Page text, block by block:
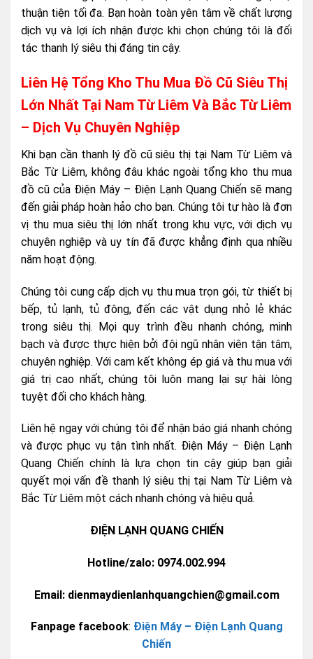
thuận tiện tối đa. Bạn hoàn toàn yên tâm về chất lượng
dịch vụ và lợi ích nhận được khi chọn chúng tôi là đối
tác thanh lý siêu thị đáng tin cậy.
Liên Hệ Tổng Kho Thu Mua Đồ Cũ Siêu Thị
Lớn Nhất Tại Nam Từ Liêm Và Bắc Từ Liêm
– Dịch Vụ Chuyên Nghiệp
Khi bạn cần thanh lý đồ cũ siêu thị tại Nam Từ Liêm và
Bắc Từ Liêm, không đâu khác ngoài tổng kho thu mua
đồ cũ của Điện Máy – Điện Lạnh Quang Chiến sẽ mang
đến giải pháp hoàn hảo cho bạn. Chúng tôi tự hào là đơn
vị thu mua siêu thị lớn nhất trong khu vực, với dịch vụ
chuyên nghiệp và uy tín đã được khẳng định qua nhiều
năm hoạt động.
Chúng tôi cung cấp dịch vụ thu mua trọn gói, từ thiết bị
bếp, tủ lạnh, tủ đông, đến các vật dụng nhỏ lẻ khác
trong siêu thị. Mọi quy trình đều nhanh chóng, minh
bạch và được thực hiện bởi đội ngũ nhân viên tận tâm,
chuyên nghiệp. Với cam kết không ép giá và thu mua với
giá trị cao nhất, chúng tôi luôn mang lại sự hài lòng
tuyệt đối cho khách hàng.
Liên hệ ngay với chúng tôi để nhận báo giá nhanh chóng
và được phục vụ tận tình nhất. Điện Máy – Điện Lạnh
Quang Chiến chính là lựa chọn tin cậy giúp bạn giải
quyết mọi vấn đề thanh lý siêu thị tại Nam Từ Liêm và
Bắc Từ Liêm một cách nhanh chóng và hiệu quả.
ĐIỆN LẠNH QUANG CHIẾN
Hotline/zalo: 0974.002.994
Email: dienmaydienlanhquangchien@gmail.com
Fanpage facebook: Điện Máy – Điện Lạnh Quang
Chiến